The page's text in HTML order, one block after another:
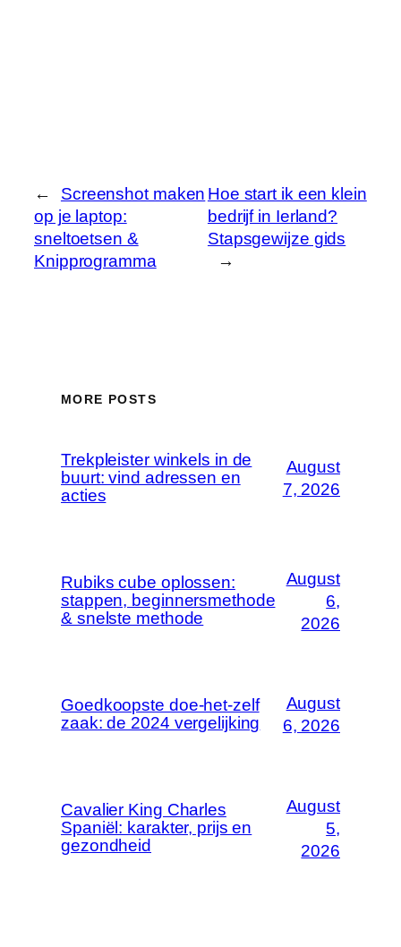
←
Screenshot maken
op je laptop:
sneltoetsen &
Knipprogramma
Hoe start ik een klein
bedrijf in Ierland?
Stapsgewijze gids
→
MORE POSTS
Trekpleister winkels in de
buurt: vind adressen en
acties
August
7, 2026
Rubiks cube oplossen:
stappen, beginnersmethode
& snelste methode
August
6,
2026
Goedkoopste doe-het-zelf
zaak: de 2024 vergelijking
August
6, 2026
Cavalier King Charles
Spaniël: karakter, prijs en
gezondheid
August
5,
2026